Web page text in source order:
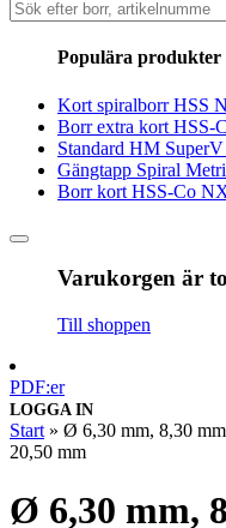
Sök
efter:
Populära produkter
Kort spiralborr HSS
Borr extra kort HSS-
Standard HM
Gängtapp Spiral
Borr kort HSS-Co
Varukorgen är
Till shoppen
PDF:er
LOGGA IN
Start » Ø 6,30 mm, 8,30
20,50 mm
Ø 6,30 mm,